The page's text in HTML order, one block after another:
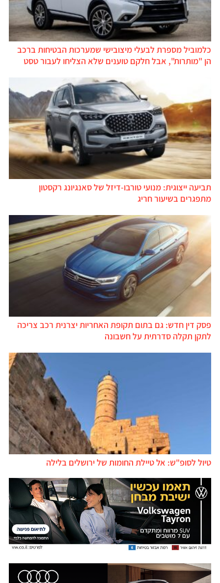
כלמוביל מספרת לבעלי מיצובישי שמערכות הבטיחות ברכב
הן "מותרות", אבל חלקם טוענים שלא הצליחו לעבור טסט
תביעה ייצוגית: מנועי טורבו-דיזל של סאנגיונג רקסטון
מתפגרים בשיעור חריג
פסק דין חדש: גם בתום תקופת האחריות יצרנית רכב צריכה
לתקן תקלה סדרתית על חשבונה
טיול לסופ"ש: אל טיילת החומות של ירושלים בלילה